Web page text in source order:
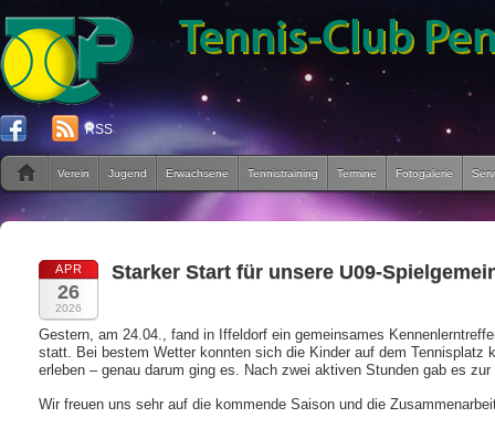
RSS
Verein Jugend Erwachsene Tennistraining Termine Fotogalerie
APR
26
2026
Starker Start für unsere U09-
Gestern, am 24.04., fand in Iffeldorf ein gemeinsames
statt. Bei bestem Wetter konnten sich die Kinder auf dem
erleben – genau darum ging es. Nach zwei aktiven Stunden gab es
Wir freuen uns sehr auf die kommende Saison und die